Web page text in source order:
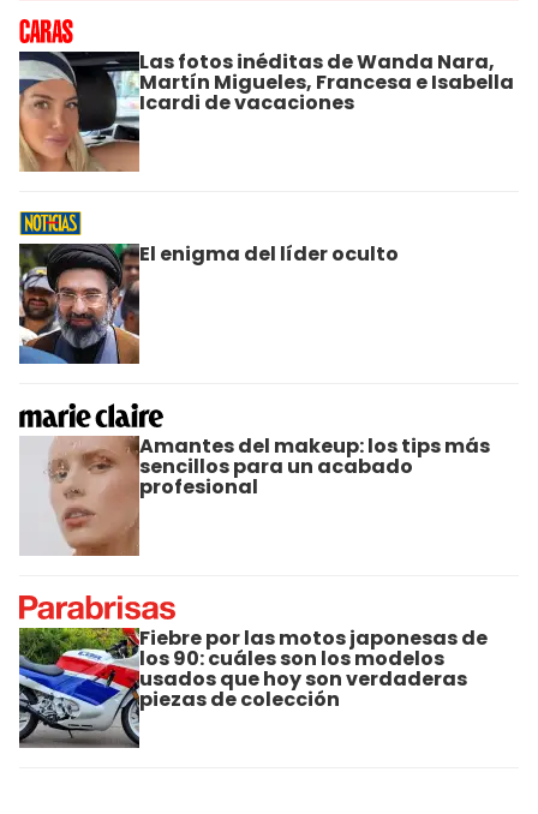
Las fotos inéditas de Wanda Nara,
Martín Migueles, Francesa e Isabella
Icardi de vacaciones
El enigma del líder oculto
Amantes del makeup: los tips más
sencillos para un acabado
profesional
Fiebre por las motos japonesas de
los 90: cuáles son los modelos
usados que hoy son verdaderas
piezas de colección